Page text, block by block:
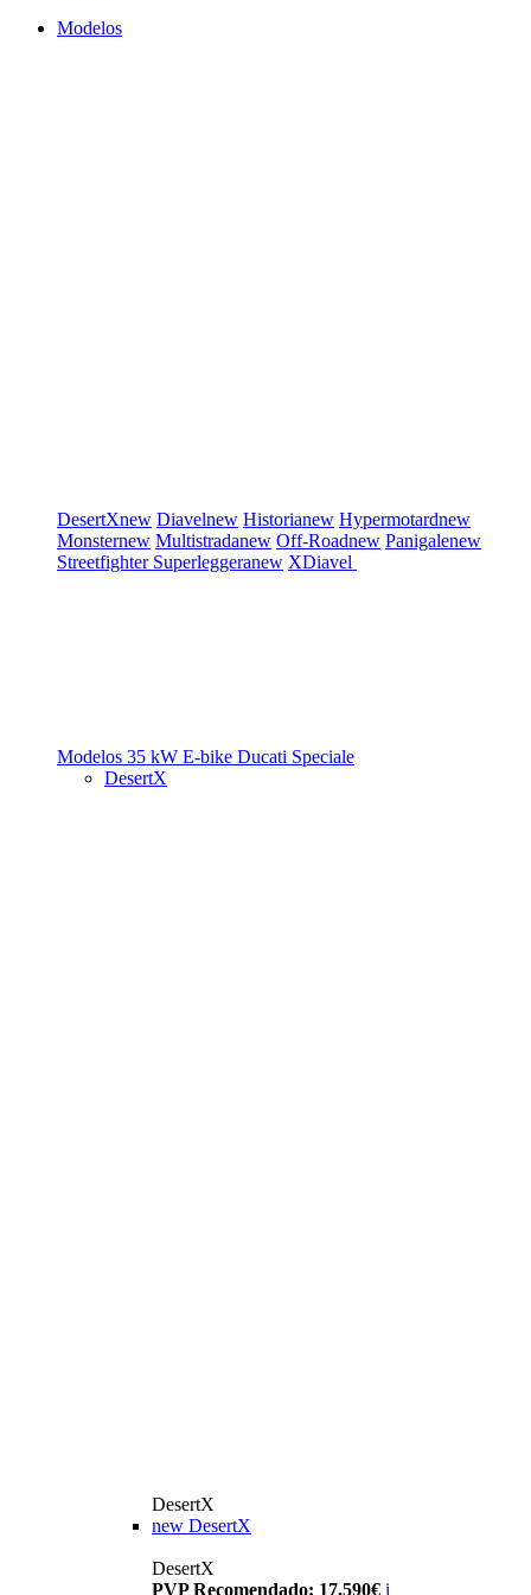
Modelos
DesertXnew Diavelnew Historianew Hypermotardnew
Monsternew Multistradanew Off-Roadnew Panigalenew
Streetfighter Superleggeranew XDiavel
Modelos 35 kW E-bike Ducati Speciale
DesertX
DesertX
new DesertX
DesertX
PVP Recomendado: 17.590€ i